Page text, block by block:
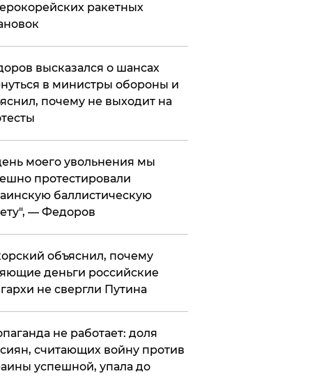
ракетных
высказался о шансах
в министры обороны и
почему не выходит на
моего увольнения мы
протестировали
баллистическую
— Федоров
объяснил, почему
деньги российские
не свергли Путина
не работает: доля
считающих войну против
успешной, упала до